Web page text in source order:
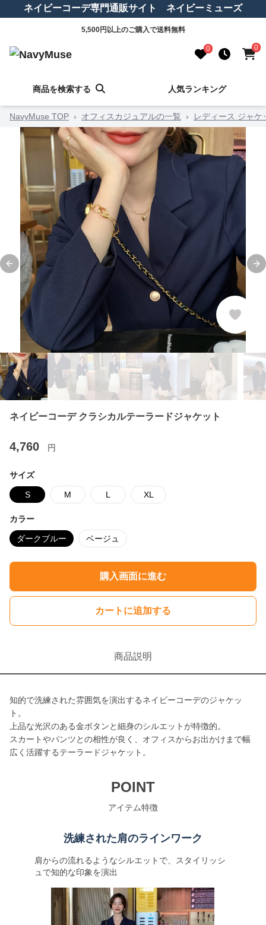
ネイビーコーデ専門通販サイト ネイビーミューズ
5,500円以上のご購入で送料無料
0 0
商品を検索する 人気ランキング
NavyMuse TOP › オフィスカジュアルの一覧 › レディース ジャケ
Previous slide
ネイビーコーデ クラシカルテーラードジャケット
4,760 円
サイズ
S M L XL
カラー
ダークブルー ベージュ
購入画面に進む
カートに追加する
商品説明
知的で洗練された雰囲気を演出するネイビーコーデのジャケッ
ト。
上品な光沢のある金ボタンと細身のシルエットが特徴的。
スカートやパンツとの相性が良く、オフィスからお出かけまで幅
広く活躍するテーラードジャケット。
POINT
アイテム特徴
洗練された肩のラインワーク
肩からの流れるようなシルエットで、スタイリッシ
ュで知的な印象を演出